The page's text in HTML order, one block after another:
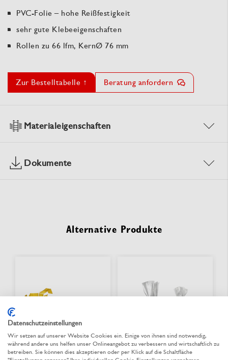
PVC-Folie – hohe Reißfestigkeit
sehr gute Klebeeigenschaften
Rollen zu 66 lfm, KernØ 76 mm
Zur Bestelltabelle ↑ Beratung anfordern
Materialeigenschaften
Dokumente
Alternative Produkte
Datenschutzeinstellungen
Wir setzen auf unserer Website Cookies ein. Einige von ihnen sind notwendig,
während andere uns helfen unser Onlineangebot zu verbessern und wirtschaftlich zu
betreiben. Sie können dies akzeptieren oder per Klick auf die Schaltfläche